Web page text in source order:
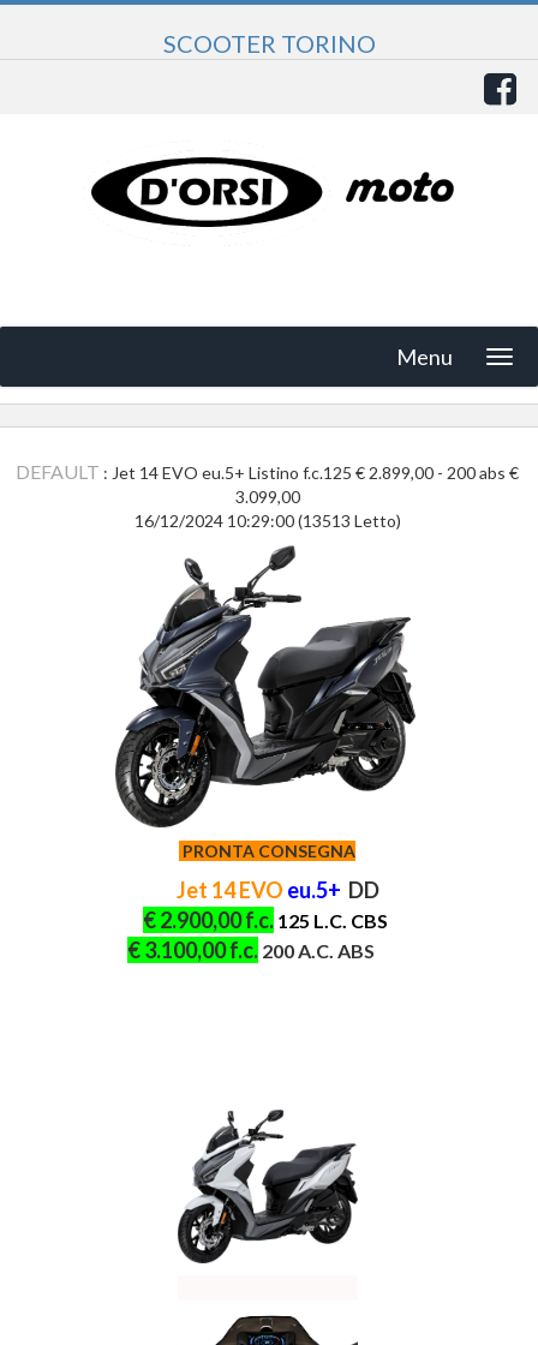
SCOOTER TORINO
Menu
DEFAULT : Jet 14 EVO eu.5+ Listino f.c.125 € 2.899,00 - 200 abs €
3.099,00
16/12/2024 10:29:00(13513 Letto)
PRONTA CONSEGNA
Jet 14 EVO eu.5+ DD
€ 2.900,00 f.c. 125 L.C. CBS
€ 3.100,00 f.c. 200 A.C. ABS